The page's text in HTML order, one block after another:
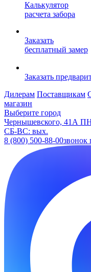
Калькулятор
расчета забора
Заказать
бесплатный замер
Заказать
Дилерам Поставщикам
магазин
Выберите город
Чернышевского, 41А
СБ-ВС: вых.
8 (800) 500-88-00звонок